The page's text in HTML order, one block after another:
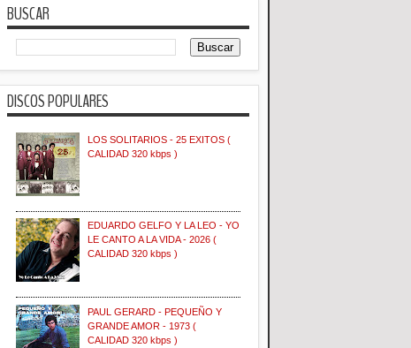
BUSCAR
DISCOS POPULARES
LOS SOLITARIOS - 25 EXITOS (
CALIDAD 320 kbps )
EDUARDO GELFO Y LA LEO - YO
LE CANTO A LA VIDA - 2026 (
CALIDAD 320 kbps )
PAUL GERARD - PEQUEÑO Y
GRANDE AMOR - 1973 (
CALIDAD 320 kbps )